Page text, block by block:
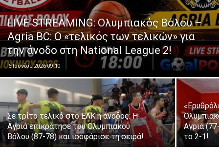
LIVE STREAMING: Ολυμπιακός Βόλου –
Agria BC: Ο «τελικός των τελικών» για
την άνοδο στη National League 2!
6 Ιουνίου 2026 09:10
Σε τρίτο τελικό στο ΕΑΚ η άνοδος: Η
Αγριά επικράτησε του Ολυμπιακού
Βόλου (87-78) και ισοφάρισε τη σειρά!
Αγριά
το 2-1!